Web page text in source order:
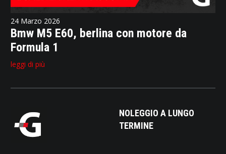
24 Marzo 2026
Bmw M5 E60, berlina con motore da
Formula 1
leggi di più
NOLEGGIO A LUNGO
TERMINE